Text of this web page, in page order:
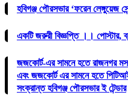
হবিগঞ্জ পৌরসভার ‘ফরেন লেঙ্গুয়েজ
একটি জরুরী বিজ্ঞপ্তি ।। পোস্টার,
জজকোর্ট-এর সামনে হতে রাজনগর
এবং জজকোর্ট এর সামনে হতে
সংক্রান্ত হবিগঞ্জ পৌরসভার ই টেন্ডার